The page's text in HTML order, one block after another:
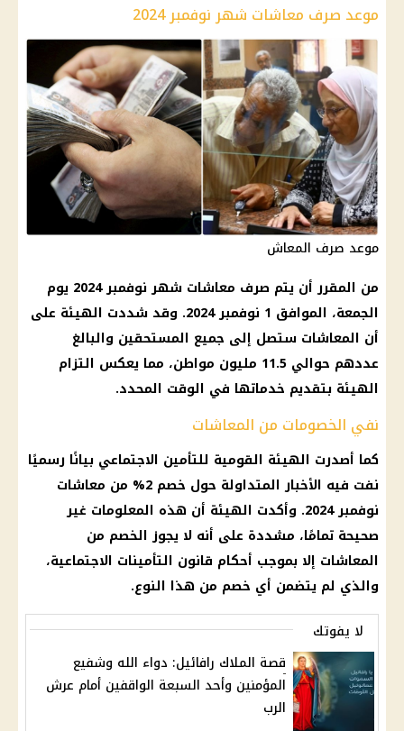
موعد صرف معاشات شهر نوفمبر 2024
موعد صرف المعاش
من المقرر أن يتم صرف معاشات شهر نوفمبر 2024 يوم
الجمعة، الموافق 1 نوفمبر 2024. وقد شددت الهيئة على
أن المعاشات ستصل إلى جميع المستحقين والبالغ
عددهم حوالي 11.5 مليون مواطن، مما يعكس التزام
الهيئة بتقديم خدماتها في الوقت المحدد.
نفي الخصومات من المعاشات
كما أصدرت الهيئة القومية للتأمين الاجتماعي بيانًا رسميًا
نفت فيه الأخبار المتداولة حول خصم 2% من معاشات
نوفمبر 2024. وأكدت الهيئة أن هذه المعلومات غير
صحيحة تمامًا، مشددة على أنه لا يجوز الخصم من
المعاشات إلا بموجب أحكام قانون التأمينات الاجتماعية،
والذي لم يتضمن أي خصم من هذا النوع.
لا يفوتك
قصة الملاك رافائيل: دواء الله وشفيع
المؤمنين وأحد السبعة الواقفين أمام عرش
الرب